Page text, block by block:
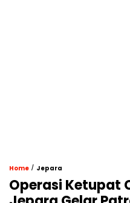
Home / Jepara
Operasi Ketupat